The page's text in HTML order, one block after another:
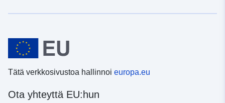
Tätä verkkosivustoa hallinnoi europa.eu
Ota yhteyttä EU:hun